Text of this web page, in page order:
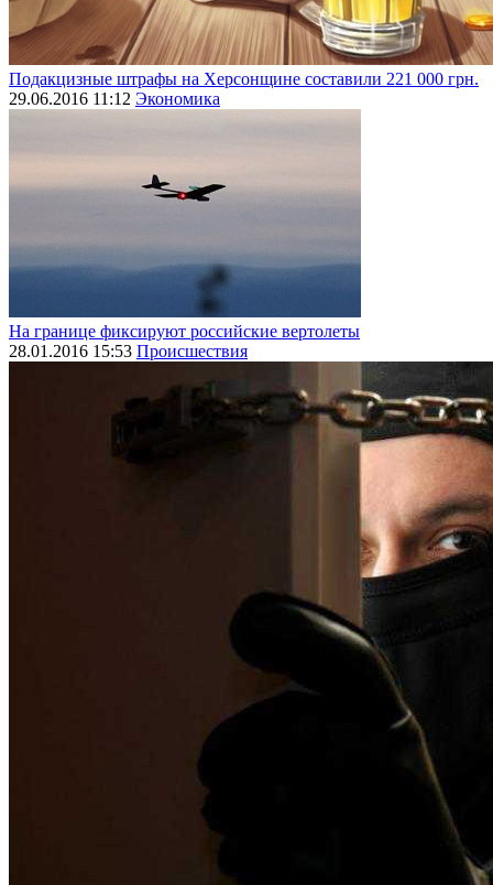
Подакцизные штрафы на Херсонщине составили 221 000 грн.
29.06.2016 11:12 Экономика
На границе фиксируют российские вертолеты
28.01.2016 15:53 Происшествия